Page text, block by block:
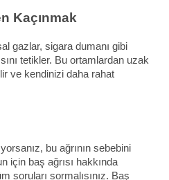
Kaçınmak
gazlar, sigara dumanı gibi
tetikler. Bu ortamlardan uzak
ve kendinizi daha rahat
bu ağrının sebebini
için baş ağrısı hakkında
soruları sormalısınız. Baş